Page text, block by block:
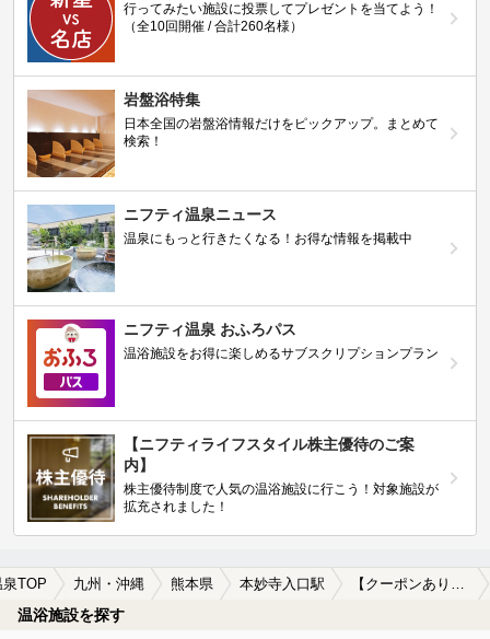
行ってみたい施設に投票してプレゼントを当てよう！
（全10回開催 / 合計260名様）
岩盤浴特集
日本全国の岩盤浴情報だけをピックアップ。まとめて
検索！
ニフティ温泉ニュース
温泉にもっと行きたくなる！お得な情報を掲載中
ニフティ温泉 おふろパス
温浴施設をお得に楽しめるサブスクリプションプラン
【ニフティライフスタイル株主優待のご案
内】
株主優待制度で人気の温浴施設に行こう！対象施設が
拡充されました！
泉TOP 九州・沖縄 熊本県 本妙寺入口駅 【クーポンあり】カップルにおすすめの本妙寺入口駅近くの温泉、日帰り温泉、スーパー銭湯おすすめ
温浴施設を探す